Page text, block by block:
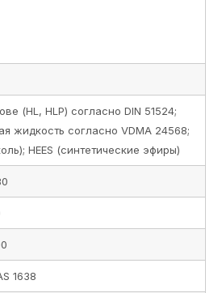
(HL, HLP) согласно DIN 51524;
жидкость согласно VDMA 24568;
HEES (синтетические эфиры)
1638